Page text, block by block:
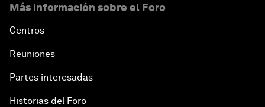
Más información sobre el Foro
Centros
Reuniones
Partes interesadas
Historias del Foro